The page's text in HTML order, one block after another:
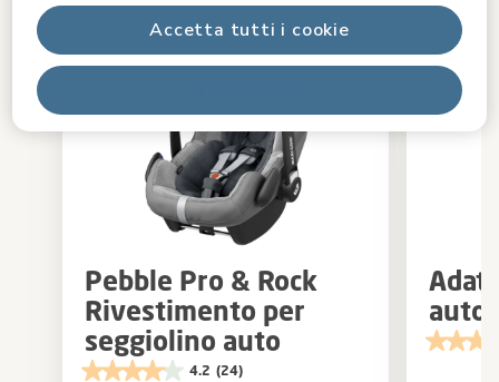
Accetta tutti i cookie
Pebble Pro & Rock
Rivestimento per
seggiolino auto
4.2 (24)
auto